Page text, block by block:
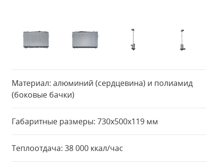
Материал: алюминий (сердцевина) и полиамид
(боковые бачки)
Габаритные размеры: 730x500x119 мм
Теплоотдача: 38 000 ккал/час